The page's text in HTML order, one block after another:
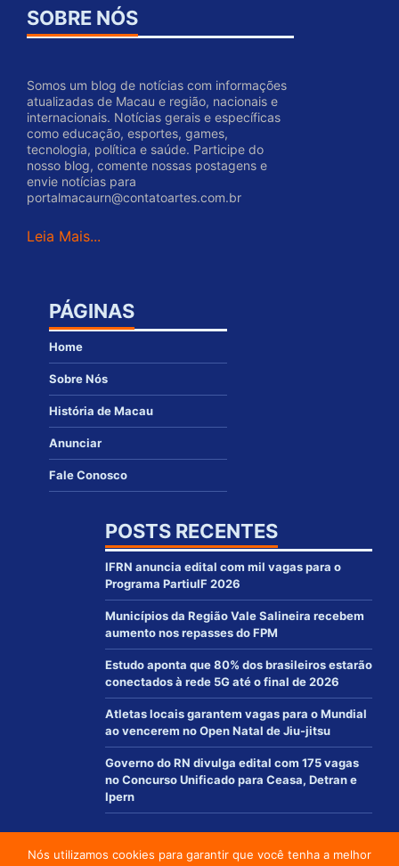
SOBRE NÓS
Somos um blog de notícias com informações
atualizadas de Macau e região, nacionais e
internacionais. Notícias gerais e específicas
como educação, esportes, games,
tecnologia, política e saúde. Participe do
nosso blog, comente nossas postagens e
envie notícias para
portalmacaurn@contatoartes.com.br
Leia Mais...
PÁGINAS
Home
Sobre Nós
História de Macau
Anunciar
Fale Conosco
POSTS RECENTES
IFRN anuncia edital com mil vagas para o
Programa PartiuIF 2026
Municípios da Região Vale Salineira recebem
aumento nos repasses do FPM
Estudo aponta que 80% dos brasileiros estarão
conectados à rede 5G até o final de 2026
Atletas locais garantem vagas para o Mundial
ao vencerem no Open Natal de Jiu-jitsu
Governo do RN divulga edital com 175 vagas
no Concurso Unificado para Ceasa, Detran e
Ipern
© 2012 - 2021 | www.macaurn.com.br - Todos os direitos reservados
Nós utilizamos cookies para garantir que você tenha a melhor